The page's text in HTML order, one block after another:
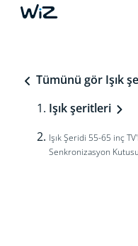
Tümünü gör Işık
Işık şeritleri
Işık Şeridi 55-65 inç
Senkronizasyon Kutusu